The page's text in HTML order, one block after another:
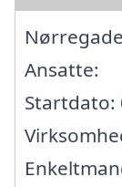
Ansatte:
Startdato: